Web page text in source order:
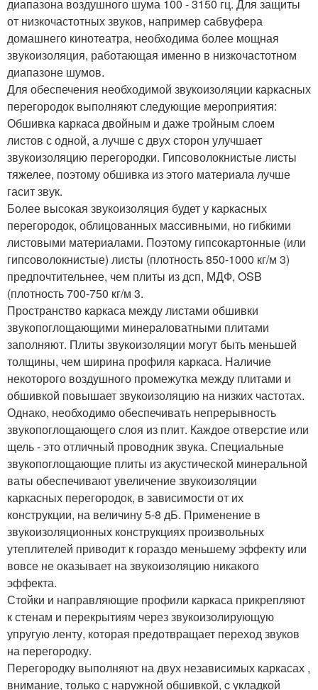
диапазона воздушного шума 100 - 3150 гц. Для защиты
от низкочастотных звуков, например сабвуфера
домашнего кинотеатра, необходима более мощная
звукоизоляция, работающая именно в низкочастотном
диапазоне шумов.
Для обеспечения необходимой звукоизоляции каркасных
перегородок выполняют следующие мероприятия:
Обшивка каркаса двойным и даже тройным слоем
листов с одной, а лучше с двух сторон улучшает
звукоизоляцию перегородки. Гипсоволокнистые листы
тяжелее, поэтому обшивка из этого материала лучше
гасит звук.
Более высокая звукоизоляция будет у каркасных
перегородок, облицованных массивными, но гибкими
листовыми материалами. Поэтому гипсокартонные (или
гипсоволокнистые) листы (плотность 850-1000 кг/м 3)
предпочтительнее, чем плиты из дсп, МДФ, OSB
(плотность 700-750 кг/м 3.
Пространство каркаса между листами обшивки
звукопоглощающими минераловатными плитами
заполняют. Плиты звукоизоляции могут быть меньшей
толщины, чем ширина профиля каркаса. Наличие
некоторого воздушного промежутка между плитами и
обшивкой повышает звукоизоляцию на низких частотах.
Однако, необходимо обеспечивать непрерывность
звукопоглощающего слоя из плит. Каждое отверстие или
щель - это отличный проводник звука. Специальные
звукопоглощающие плиты из акустической минеральной
ваты обеспечивают увеличение звукоизоляции
каркасных перегородок, в зависимости от их
конструкции, на величину 5-8 дБ. Применение в
звукоизоляционных конструкциях произвольных
утеплителей приводит к гораздо меньшему эффекту или
вовсе не оказывает на звукоизоляцию никакого
эффекта.
Стойки и направляющие профили каркаса прикрепляют
к стенам и перекрытиям через звукоизолирующую
упругую ленту, которая предотвращает переход звуков
на перегородку.
Перегородку выполняют на двух независимых каркасах ,
внимание, только с наружной обшивкой, c укладкой